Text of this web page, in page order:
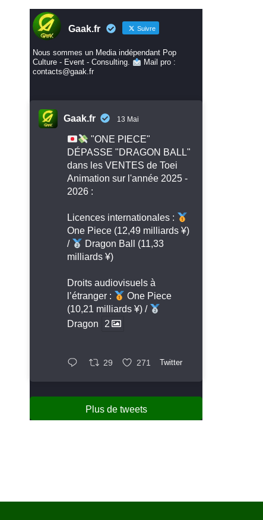
Gaak.fr Suivre
Nous sommes un Media indépendant Pop
Culture - Event - Consulting.
Mail pro :
contacts@gaak.fr
Gaak.fr 13 Mai
"ONE PIECE"
DÉPASSE "DRAGON BALL"
dans les VENTES de Toei
Animation sur l'année 2025 -
2026 :
Licences internationales :
One Piece (12,49 milliards ¥)
/
Dragon Ball (11,33
milliards ¥)
Droits audiovisuels à
l’étranger :
One Piece
(10,21 milliards ¥) /
Dragon
2
29 271 Twitter
Plus de tweets